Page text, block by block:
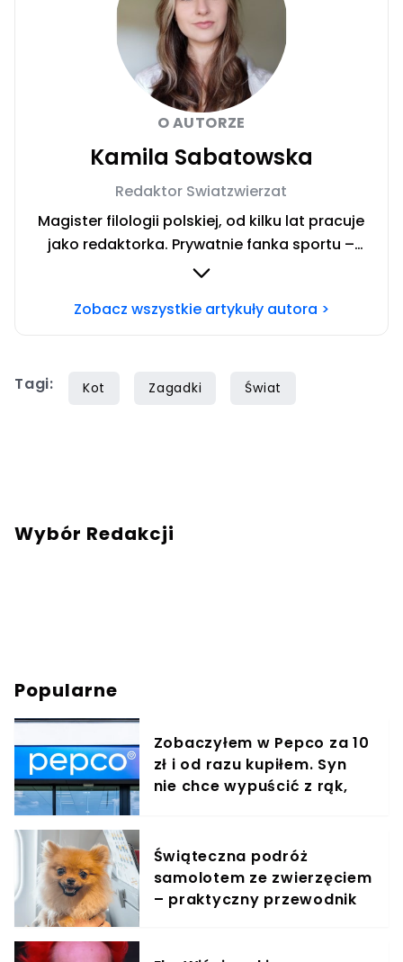
O AUTORZE
Kamila Sabatowska
Redaktor Swiatzwierzat
Magister filologii polskiej, od kilku lat pracuje
jako redaktorka. Prywatnie fanka sportu –
zwłaszcza siatkówki i miłośniczka zwierząt.
ze mną skontaktować?Napisz adresowaną do
Zobacz wszystkie artykuły autora >
Tagi: Kot Zagadki Świat
Wybór Redakcji
Popularne
Zobaczyłem w Pepco za 10
zł i od razu kupiłem. Syn
nie chce wypuścić z rąk,
Świąteczna podróż
samolotem ze zwierzęciem
– praktyczny przewodnik